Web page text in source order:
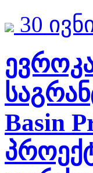
30
Basin